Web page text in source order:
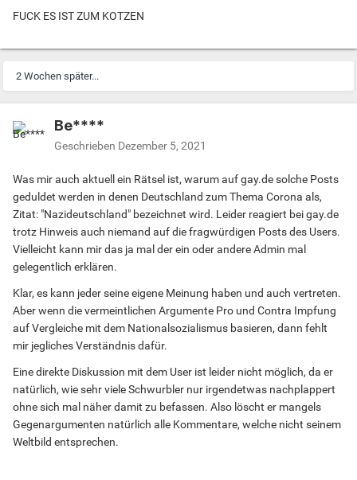
FUCK ES IST ZUM KOTZEN
2 Wochen später...
Be****
Geschrieben Dezember 5, 2021
Was mir auch aktuell ein Rätsel ist, warum auf gay.de solche Posts
geduldet werden in denen Deutschland zum Thema Corona als,
Zitat: "Nazideutschland" bezeichnet wird. Leider reagiert bei gay.de
trotz Hinweis auch niemand auf die fragwürdigen Posts des Users.
Vielleicht kann mir das ja mal der ein oder andere Admin mal
gelegentlich erklären.
Klar, es kann jeder seine eigene Meinung haben und auch vertreten.
Aber wenn die vermeintlichen Argumente Pro und Contra Impfung
auf Vergleiche mit dem Nationalsozialismus basieren, dann fehlt
mir jegliches Verständnis dafür.
Eine direkte Diskussion mit dem User ist leider nicht möglich, da er
natürlich, wie sehr viele Schwurbler nur irgendetwas nachplappert
ohne sich mal näher damit zu befassen. Also löscht er mangels
Gegenargumenten natürlich alle Kommentare, welche nicht seinem
Weltbild entsprechen.